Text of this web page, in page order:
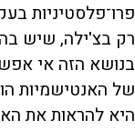
פרו־פלסטיניות
רק בצ'ילה, שיש
בנושא הזה אי
של האנטישמיות
היא להראות את